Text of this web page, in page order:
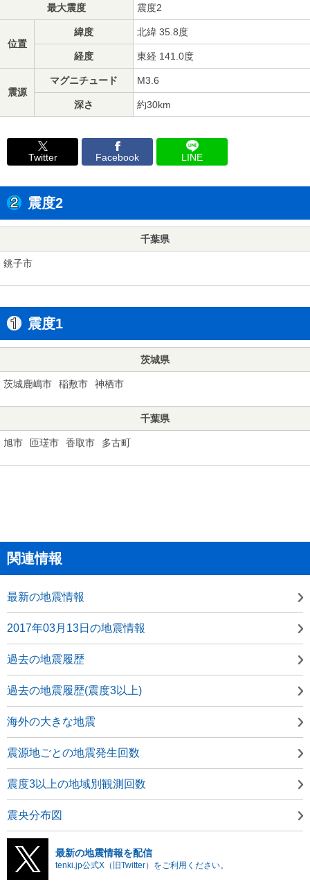
最大震度 震度2
位置
緯度 北緯 35.8度
経度 東経 141.0度
震源
マグニチュード M3.6
深さ 約30km
Twitter Facebook LINE
震度2
千葉県
銚子市
震度1
茨城県
茨城鹿嶋市 稲敷市 神栖市
千葉県
旭市 匝瑳市 香取市 多古町
関連情報
最新の地震情報
2017年03月13日の地震情報
過去の地震履歴
過去の地震履歴(震度3以上)
海外の大きな地震
震源地ごとの地震発生回数
震度3以上の地域別観測回数
震央分布図
最新の地震情報を配信
tenki.jp公式X（旧Twitter）をご利用ください。